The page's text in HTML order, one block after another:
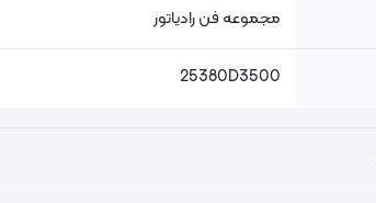
مجموعه فن رادیاتور
25380D3500